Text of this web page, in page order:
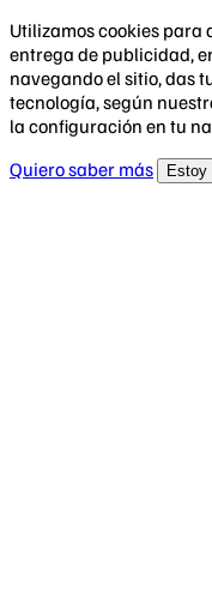
Utilizamos cookies para
entrega de publicidad,
navegando el sitio, das
tecnología, según
la configuración en tu
Quiero saber más
Estoy